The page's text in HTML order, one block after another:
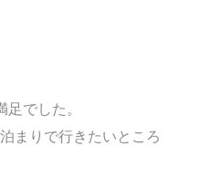
でした。
まりで行きたいところ